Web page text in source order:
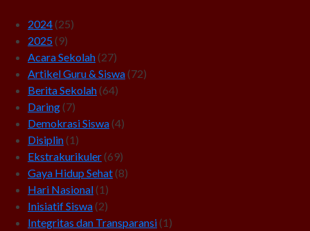
2024 (25)
2025 (9)
Acara Sekolah (27)
Artikel Guru & Siswa (72)
Berita Sekolah (64)
Daring (7)
Demokrasi Siswa (4)
Disiplin (1)
Ekstrakurikuler (69)
Gaya Hidup Sehat (8)
Hari Nasional (1)
Inisiatif Siswa (2)
Integritas dan Transparansi (1)